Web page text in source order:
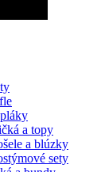
a topy
a blúzky
sety